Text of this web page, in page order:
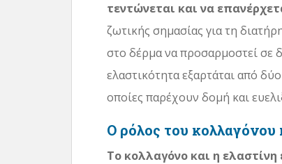
τεντώνεται και να
ζωτικής σημασίας για τη
στο δέρμα να προσαρμοστεί σε
ελαστικότητα εξαρτάται από
οποίες παρέχουν δομή και
Ο ρόλος του κολλαγόνου
Το κολλαγόνο και η ελαστίνη